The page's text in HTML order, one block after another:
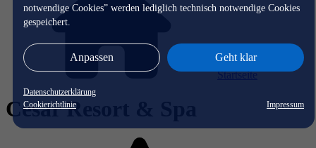
notwendige Cookies” werden lediglich technisch notwendige Cookies
gespeichert.
Anpassen Geht klar
Datenschutzerklärung
Cookierichtlinie
Impressum
Startseite
Cesar Resort & Spa